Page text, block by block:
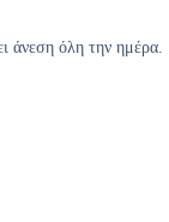
άνεση όλη την ημέρα.